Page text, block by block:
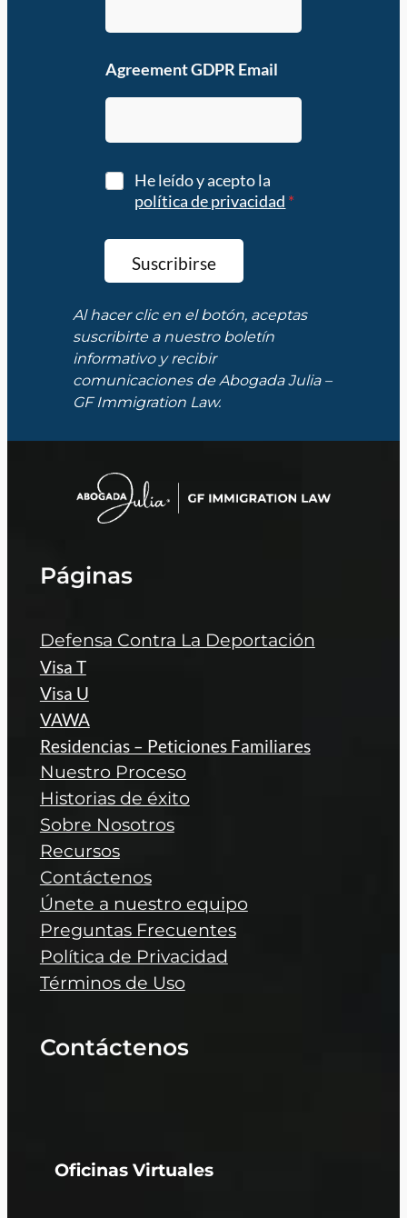
Agreement GDPR Email
G
R
e
e
e
n
t
He leído y acepto la
política de privacidad *
Suscribirse
Al hacer clic en el botón, aceptas
suscribirte a nuestro boletín
informativo y recibir
comunicaciones de Abogada Julia –
GF Immigration Law.
Páginas
Defensa Contra La Deportación
Visa T
Visa U
VAWA
Residencias – Peticiones Familiares
Nuestro Proceso
Historias de éxito
Sobre Nosotros
Recursos
Contáctenos
Únete a nuestro equipo
Preguntas Frecuentes
Política de Privacidad
Términos de Uso
Contáctenos
Oficinas Virtuales